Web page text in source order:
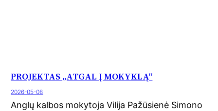
PROJEKTAS „ATGAL Į MOKYKLĄ“
2026-05-08
Anglų kalbos mokytoja Vilija Pažūsienė Simono